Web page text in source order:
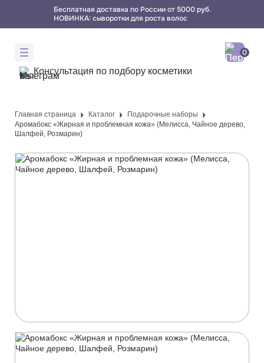
Бесплатная доставка по России от 5000 руб.
НОВИНКА: сыворотки для роста волос
Консультация по подбору косметики
Главная страница Каталог
Подарочные наборы
Аромабокс «Жирная и проблемная кожа» (Мелисса, Чайное дерево,
Шалфей, Розмарин)